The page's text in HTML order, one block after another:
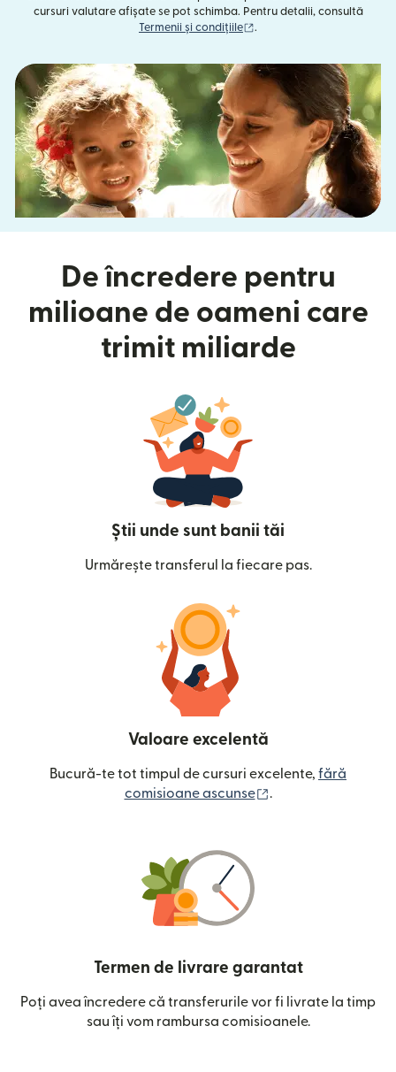
cursuri valutare afișate se pot schimba. Pentru detalii, consultă
Termenii și condițiile
.
De încredere pentru
milioane de oameni care
trimit miliarde
Știi unde sunt banii tăi
Urmărește transferul la fiecare pas.
Valoare excelentă
Bucură-te tot timpul de cursuri excelente, fără
comisioane ascunse
.
Termen de livrare garantat
Poți avea încredere că transferurile vor fi livrate la timp
sau îți vom rambursa comisioanele.